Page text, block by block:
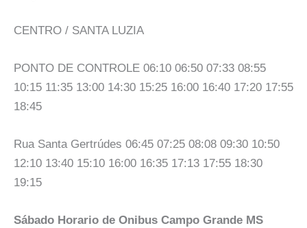
CENTRO / SANTA LUZIA
PONTO DE CONTROLE 06:10 06:50 07:33 08:55
10:15 11:35 13:00 14:30 15:25 16:00 16:40 17:20 17:55
18:45
Rua Santa Gertrúdes 06:45 07:25 08:08 09:30 10:50
12:10 13:40 15:10 16:00 16:35 17:13 17:55 18:30
19:15
Sábado Horario de Onibus Campo Grande MS